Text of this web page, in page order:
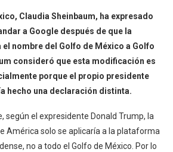
Claudia Sheinbaum, ha expresado
a Google después de que la
nombre del Golfo de México a Golfo
consideró que esta modificación es
porque el propio presidente
hecho una declaración distinta.
según el expresidente Donald Trump, la
América solo se aplicaría a la plataforma
no a todo el Golfo de México. Por lo